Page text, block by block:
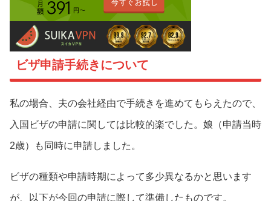
ビザ申請手続きについて
私の場合、夫の会社経由で手続きを進めてもらえたので、
入国ビザの申請に関しては比較的楽でした。娘（申請当時
2歳）も同時に申請しました。
ビザの種類や申請時期によって多少異なるかと思います
が、以下が今回の申請に際して準備したものです。